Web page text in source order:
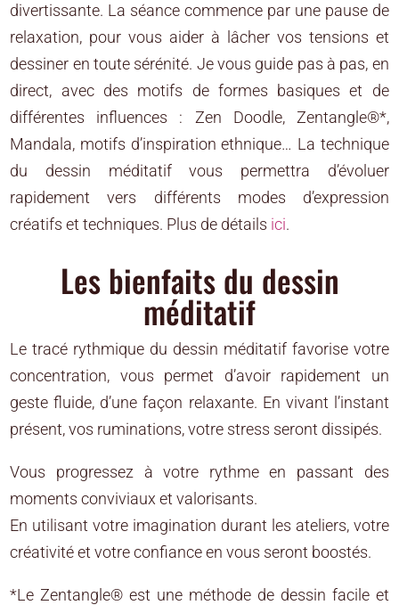
divertissante. La séance commence par une pause de
relaxation, pour vous aider à lâcher vos tensions et
dessiner en toute sérénité. Je vous guide pas à pas, en
direct, avec des motifs de formes basiques et de
différentes influences : Zen Doodle, Zentangle®*,
Mandala, motifs d’inspiration ethnique… La technique
du dessin méditatif vous permettra d’évoluer
rapidement vers différents modes d’expression
créatifs et techniques. Plus de détails ici.
Les bienfaits du dessin
méditatif
Le tracé rythmique du dessin méditatif favorise votre
concentration, vous permet d’avoir rapidement un
geste fluide, d’une façon relaxante. En vivant l’instant
présent, vos ruminations, votre stress seront dissipés.
Vous progressez à votre rythme en passant des
moments conviviaux et valorisants.
En utilisant votre imagination durant les ateliers, votre
créativité et votre confiance en vous seront boostés.
*Le Zentangle® est une méthode de dessin facile et